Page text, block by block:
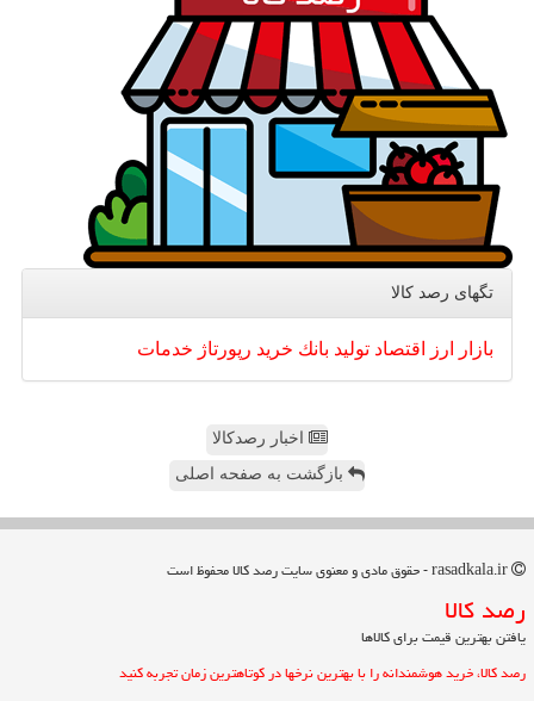
تگهای رصد كالا
بازار ارز اقتصاد تولید بانك خرید رپورتاژ خدمات
اخبار رصدکالا
بازگشت به صفحه اصلی
رصد كالا
یافتن بهترین قیمت برای کالاها
رصد کالا، خرید هوشمندانه را با بهترین نرخها در کوتاهترین زمان تجربه کنید